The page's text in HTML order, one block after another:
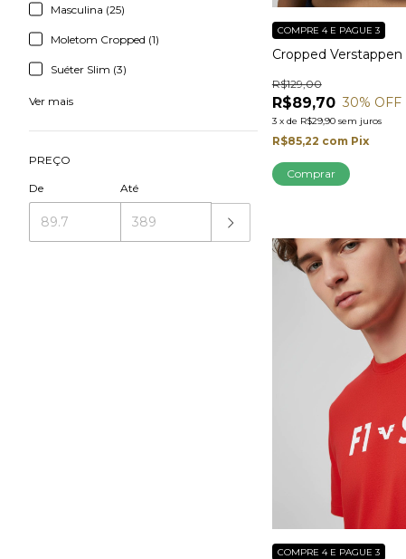
Masculina (25)
Moletom Cropped (1)
Suéter Slim (3)
Ver mais
PREÇO
De Até
Cropped Verstappen
R$89,70
R$129,00
30% OFF
3 x de R$29,90 sem juros
COMPRE 4 E PAGUE 3
R$85,22 com Pix
Comprar
COMPRE 4 E PAGUE 3